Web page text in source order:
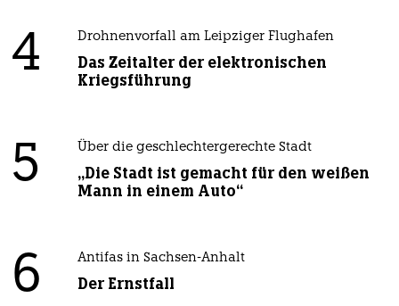
4 Drohnenvorfall am Leipziger Flughafen
Das Zeitalter der elektronischen
Kriegsführung
5 Über die geschlechtergerechte Stadt
„Die Stadt ist gemacht für den weißen
Mann in einem Auto“
6 Antifas in Sachsen-Anhalt
Der Ernstfall